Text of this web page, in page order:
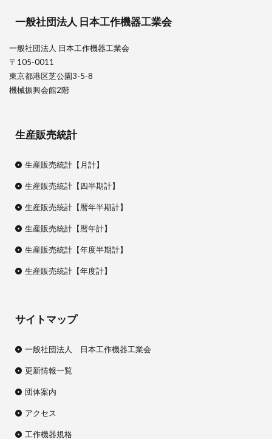
一般社団法人 日本工作機器工業会
一般社団法人 日本工作機器工業会
〒105-0011
東京都港区芝公園3-5-8
機械振興会館2階
生産販売統計
生産販売統計【月計】
生産販売統計【四半期計】
生産販売統計【暦年半期計】
生産販売統計【暦年計】
生産販売統計【年度半期計】
生産販売統計【年度計】
サイトマップ
一般社団法人 日本工作機器工業会
更新情報一覧
団体案内
アクセス
工作機器規格